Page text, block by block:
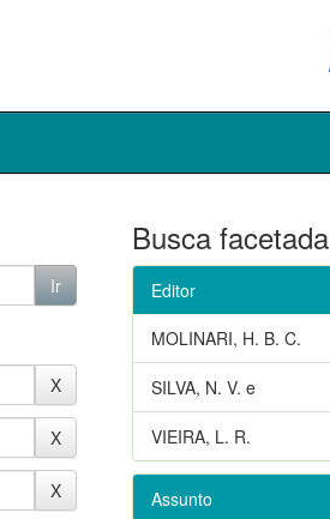
Busca facetada
Editor
MOLINARI, H. B. C.
SILVA, N. V. e
VIEIRA, L. R.
Assunto